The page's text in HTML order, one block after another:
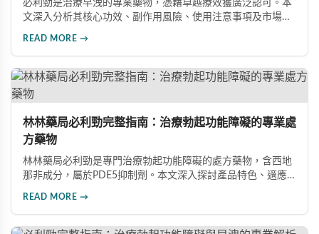
必利勁是治療早洩的專業藥物，憑藉卓越療效獲廣泛認可。本
文深入分析其核心功效、副作用風險、使用注意事項及市場發
READ MORE →
林林藥局必利勁完整指南：治療勃起功能障礙的專業處
方藥物
林林藥局必利勁是專門治療勃起功能障礙的處方藥物，含西地
那非成分，屬於PDE5抑制劑。本文深入探討產品特色、適應
READ MORE →